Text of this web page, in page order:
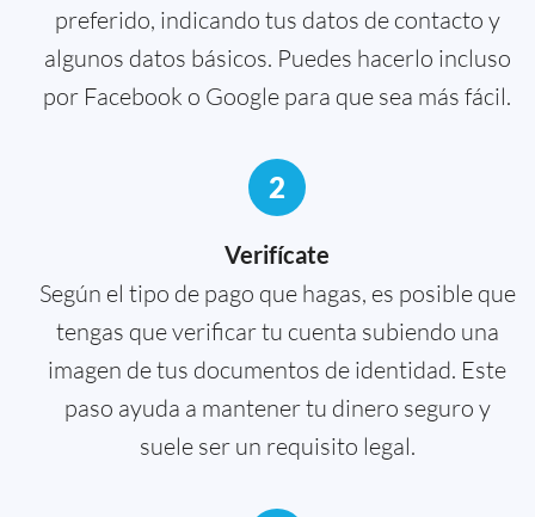
preferido, indicando tus datos de contacto y
algunos datos básicos. Puedes hacerlo incluso
por Facebook o Google para que sea más fácil.
2
Verifícate
Según el tipo de pago que hagas, es posible que
tengas que verificar tu cuenta subiendo una
imagen de tus documentos de identidad. Este
paso ayuda a mantener tu dinero seguro y
suele ser un requisito legal.